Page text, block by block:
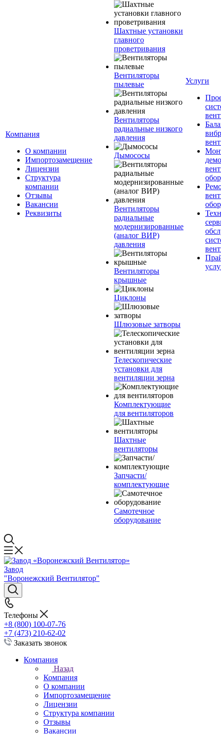
Компания
О компании
Импортозамещение
Лицензии
Структура
компании
Отзывы
Вакансии
Реквизиты
Шахтные установки
главного
проветривания
Вентиляторы
пылевые
Вентиляторы
радиальные низкого
давления
Дымососы
Вентиляторы
радиальные
модернизированные
(аналог ВИР)
давления
Вентиляторы
крышные
Циклоны
Шлюзовые затворы
Телескопические
установки для
вентиляции зерна
Комплектующие
для вентиляторов
Шахтные
вентиляторы
Запчасти/
комплектующие
Самотечное
оборудование
Услуги
Завод
"Воронежский Вентилятор"
Телефоны
+8 (800) 100-07-76
+7 (473) 210-62-02
Заказать звонок
Компания
Назад
Компания
О компании
Импортозамещение
Лицензии
Структура компании
Отзывы
Вакансии